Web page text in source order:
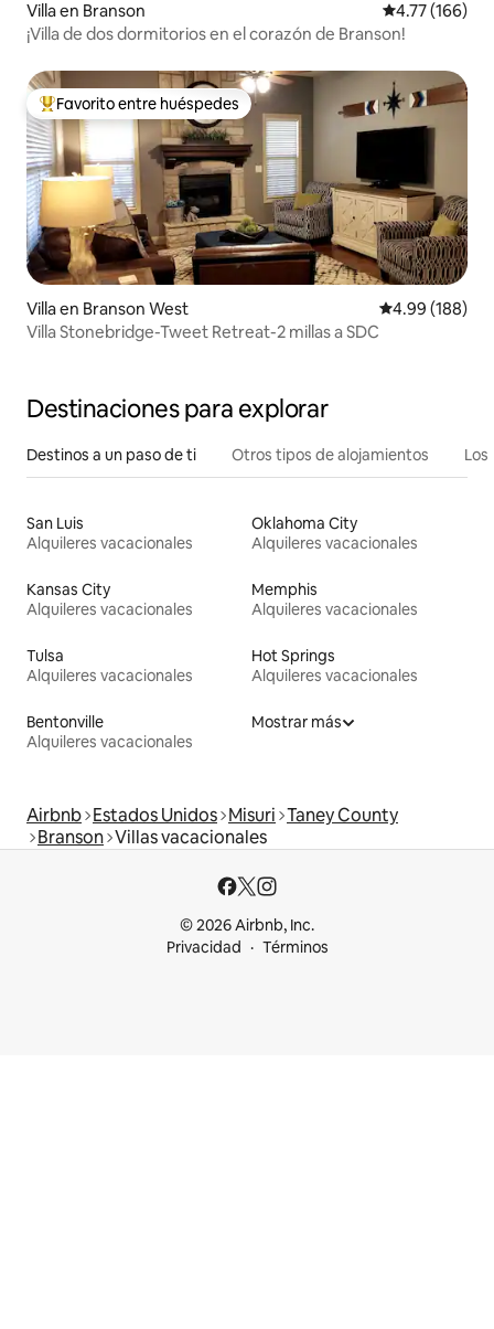
Villa en Branson Calificación
4.77 (166)
¡Villa de dos dormitorios en el corazón de Branson!
Favorito entre huéspedes preferido
Favorito entre huéspedes
Villa en Branson West Calificación
4.99 (188)
Villa Stonebridge-Tweet Retreat-2 millas a SDC
Destinaciones para explorar
Destinos a un paso de ti Otros tipos de alojamientos
San Luis
Alquileres vacacionales
Oklahoma City
Alquileres vacacionales
Kansas City
Alquileres vacacionales
Memphis
Alquileres vacacionales
Tulsa
Alquileres vacacionales
Hot Springs
Alquileres vacacionales
Bentonville
Alquileres vacacionales
Mostrar más
Airbnb Estados Unidos Misuri Taney County
Branson Villas vacacionales
© 2026 Airbnb, Inc.
Privacidad
Términos